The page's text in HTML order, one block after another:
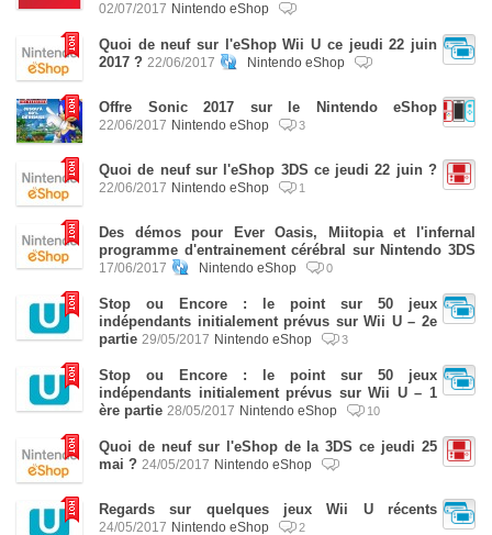
02/07/2017 Nintendo eShop
Quoi de neuf sur l'eShop Wii U ce jeudi 22 juin
2017 ? 22/06/2017 Nintendo eShop
Offre Sonic 2017 sur le Nintendo eShop
22/06/2017 Nintendo eShop 3
Quoi de neuf sur l'eShop 3DS ce jeudi 22 juin ?
22/06/2017 Nintendo eShop 1
Des démos pour Ever Oasis, Miitopia et l'infernal
programme d'entrainement cérébral sur Nintendo 3DS
17/06/2017 Nintendo eShop 0
Stop ou Encore : le point sur 50 jeux
indépendants initialement prévus sur Wii U – 2e
partie 29/05/2017 Nintendo eShop 3
Stop ou Encore : le point sur 50 jeux
indépendants initialement prévus sur Wii U – 1
ère partie 28/05/2017 Nintendo eShop 10
Quoi de neuf sur l'eShop de la 3DS ce jeudi 25
mai ? 24/05/2017 Nintendo eShop
Regards sur quelques jeux Wii U récents
24/05/2017 Nintendo eShop 2